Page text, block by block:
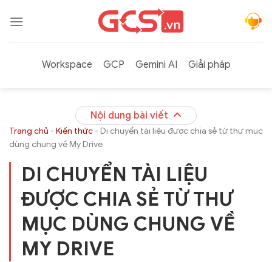
qua
Workspace
GCP Gemini AI Giải pháp
Nội dung bài viết
Trang chủ -Kiến thức -Di chuyển tài liệu được chia sẻ từ thư mục
dùng chung về My Drive
DI CHUYỂN TÀI LIỆU
ĐƯỢC CHIA SẺ TỪ THƯ
MỤC DÙNG CHUNG VỀ
MY DRIVE